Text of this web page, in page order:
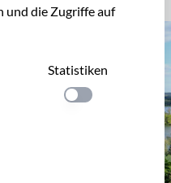
und die Zugriffe auf
Statistiken
Einstellung